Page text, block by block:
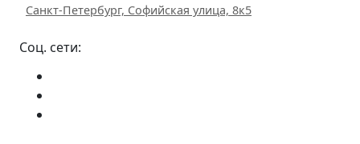
Санкт-Петербург, Софийская улица, 8к5
Соц. сети: